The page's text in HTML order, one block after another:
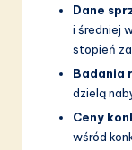
Dane
i średniej
stopień
Badania
dzielą
Ceny
wśród